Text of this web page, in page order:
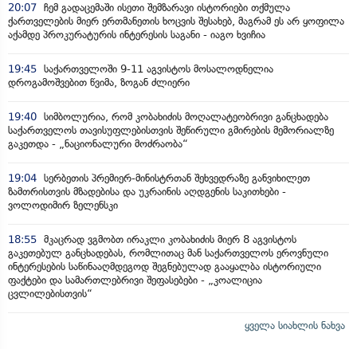
20:07 ჩემ გადაცემაში ისეთი შემზარავი ისტორიები თქმულა
ქართველების მიერ ერთმანეთის ხოცვის შესახებ, მაგრამ ეს არ ყოფილა
აქამდე პროკურატურის ინტერესის საგანი - იაგო ხვიჩია
19:45 საქართველოში 9-11 აგვისტოს მოსალოდნელია
დროგამოშვებით წვიმა, ზოგან ძლიერი
19:40 სიმბოლურია, რომ კობახიძის მოღალატეობრივი განცხადება
საქართველოს თავისუფლებისთვის შეწირული გმირების მემორიალზე
გაკეთდა - „ნაციონალური მოძრაობა“
19:04 სერბეთის პრემიერ-მინისტრთან შეხვედრაზე განვიხილეთ
ზამთრისთვის მზადებისა და უკრაინის აღდგენის საკითხები -
ვოლოდიმირ ზელენსკი
18:55 მკაცრად ვგმობთ ირაკლი კობახიძის მიერ 8 აგვისტოს
გაკეთებულ განცხადებას, რომლითაც მან საქართველოს ეროვნული
ინტერესების საწინააღმდეგოდ შეგნებულად გააყალბა ისტორიული
ფაქტები და სამართლებრივი შეფასებები - „კოალიცია
ცვლილებისთვის“
ყველა სიახლის ნახვა